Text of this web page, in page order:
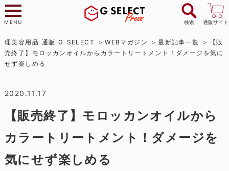
MENU 検索 通販サイト
理美容用品 通販 G SELECT WEBマガジン 最新記事一覧
【販
売終了】モロッカンオイルからカラートリートメント！ダメージを気に
せず楽しめる
2020.11.17
【販売終了】モロッカンオイルから
カラートリートメント！ダメージを
気にせず楽しめる